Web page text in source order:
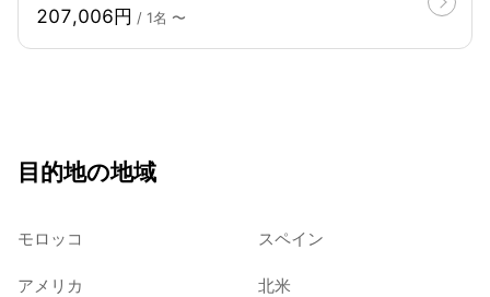
207,006円 / 1名 〜
目的地の地域
モロッコ スペイン
アメリカ 北米